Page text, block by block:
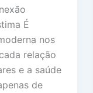
É
nos
relação
e a saúde
de